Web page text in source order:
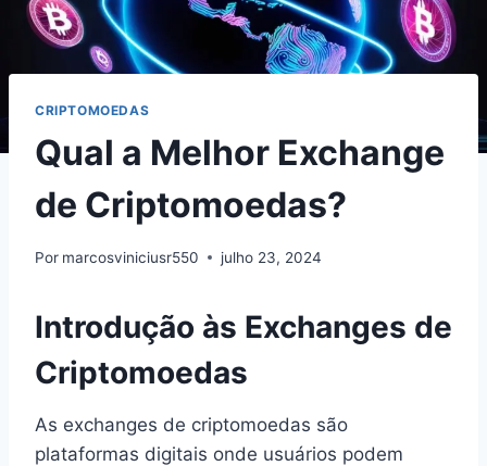
CRIPTOMOEDAS
Qual a Melhor Exchange
de Criptomoedas?
Por marcosviniciusr550 julho 23, 2024
Introdução às Exchanges de
Criptomoedas
As exchanges de criptomoedas são
plataformas digitais onde usuários podem